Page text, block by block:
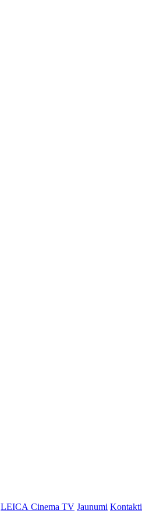
LEICA Cinema TV Jaunumi Kontakti